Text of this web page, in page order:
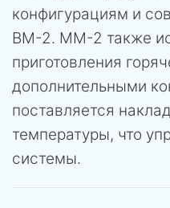
конфигурациям и
ВМ-2. ММ-2 также
приготовления
дополнительными
поставляется
температуры, что
системы.